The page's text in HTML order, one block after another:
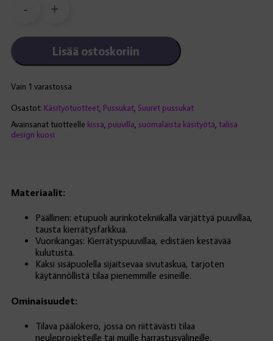
Vain 1 varastossa
-
magenta
määrä
+
Lisää ostoskoriin
Osastot: Käsityötuotteet, Pussukat, Suuret pussukat
Avainsanat tuotteelle kissa puuvilla suomalaista käsityötä talisa
design kuosi
Materiaalit:
Päällinen: etupuoli aurinkotekniikalla värjättyä puuvillaa,
tausta kierrätysfarkkua.
Vuorikangas: Kierrätyspuuvillaa, edistäen kestävää
kulutusta.
Kaksi sisäpuolella sijaitsevaa sivutaskua, tarjoten
käytännöllistä tilaa pienemmille esineille.
Ominaisuudet:
Tilava päälokero, jossa on riittävästi tilaa
neuleprojekteille tai muille harrastusvälineille.